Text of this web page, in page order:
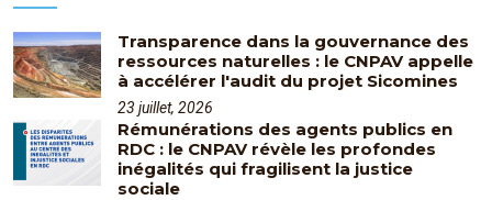
Transparence dans la gouvernance des
ressources naturelles : le CNPAV appelle
à accélérer l'audit du projet Sicomines
23 juillet, 2026
Rémunérations des agents publics en
RDC : le CNPAV révèle les profondes
inégalités qui fragilisent la justice
sociale